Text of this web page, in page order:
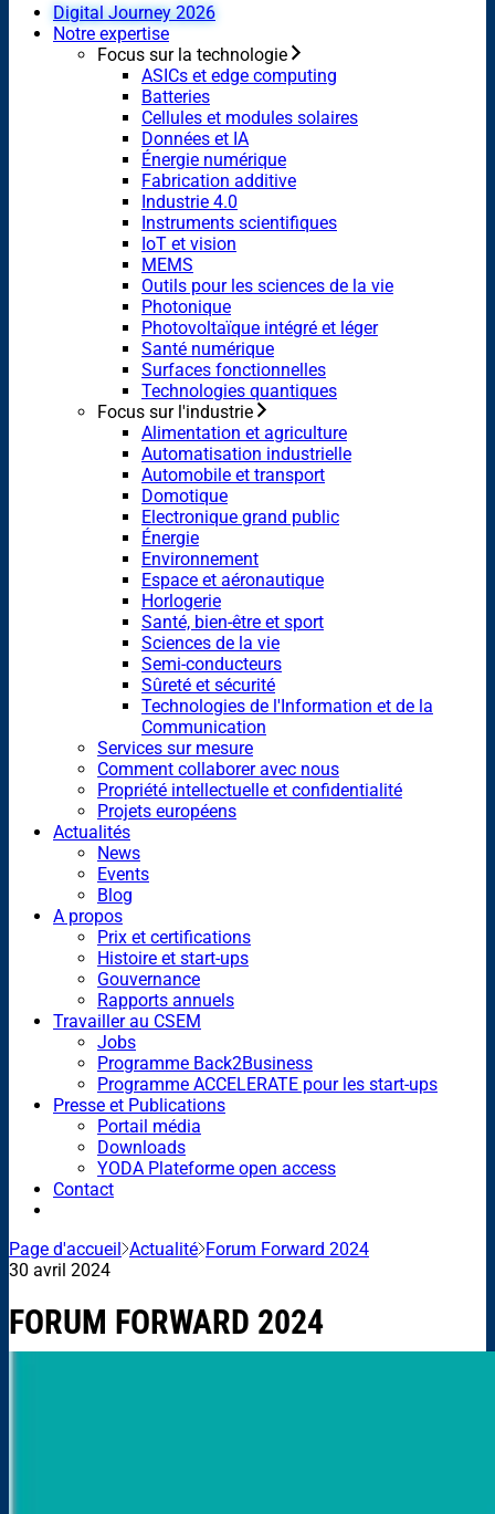
Digital Journey 2026
Notre expertise
Focus sur la technologie
ASICs et edge computing
Batteries
Cellules et modules solaires
Données et IA
Énergie numérique
Fabrication additive
Industrie 4.0
Instruments scientifiques
IoT et vision
MEMS
Outils pour les sciences de la vie
Photonique
Photovoltaïque intégré et léger
Santé numérique
Surfaces fonctionnelles
Technologies quantiques
Focus sur l'industrie
Alimentation et agriculture
Automatisation industrielle
Automobile et transport
Domotique
Electronique grand public
Énergie
Environnement
Espace et aéronautique
Horlogerie
Santé, bien-être et sport
Sciences de la vie
Semi-conducteurs
Sûreté et sécurité
Technologies de l'Information et de la
Communication
Services sur mesure
Comment collaborer avec nous
Propriété intellectuelle et confidentialité
Projets européens
Actualités
News
Events
Blog
A propos
Prix et certifications
Histoire et start-ups
Gouvernance
Rapports annuels
Travailler au CSEM
Jobs
Programme Back2Business
Programme ACCELERATE pour les start-ups
Presse et Publications
Portail média
Downloads
YODA Plateforme open access
Contact
Page d'accueil Actualité Forum Forward 2024
30 avril 2024
FORUM FORWARD 2024